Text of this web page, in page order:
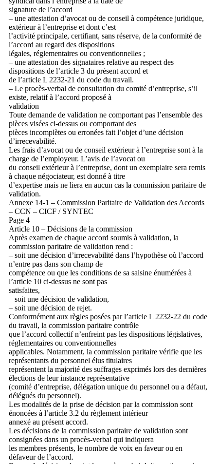
signature de l’accord
– une attestation d’avocat ou de conseil à compétence juridique,
extérieur à l’entreprise et dont c’est
l’activité principale, certifiant, sans réserve, de la conformité de
l’accord au regard des dispositions
légales, réglementaires ou conventionnelles ;
– une attestation des signataires relative au respect des
dispositions de l’article 3 du présent accord et
de l’article L 2232-21 du code du travail.
– Le procès-verbal de consultation du comité d’entreprise, s’il
existe, relatif à l’accord proposé à
validation
Toute demande de validation ne comportant pas l’ensemble des
pièces visées ci-dessus ou comportant des
pièces incomplètes ou erronées fait l’objet d’une décision
d’irrecevabilité.
Les frais d’avocat ou de conseil extérieur à l’entreprise sont à la
charge de l’employeur. L’avis de l’avocat ou
du conseil extérieur à l’entreprise, dont un exemplaire sera remis
à chaque négociateur, est donné à titre
d’expertise mais ne liera en aucun cas la commission paritaire de
validation.
Annexe 14-1 – Commission Paritaire de Validation des Accords
– CCN – CICF / SYNTEC
Page 4
Article 10 – Décisions de la commission
Après examen de chaque accord soumis à validation, la
commission paritaire de validation rend :
– soit une décision d’irrecevabilité dans l’hypothèse où l’accord
n’entre pas dans son champ de
compétence ou que les conditions de sa saisine énumérées à
l’article 10 ci-dessus ne sont pas
satisfaites,
– soit une décision de validation,
– soit une décision de rejet.
Conformément aux règles posées par l’article L 2232-22 du code
du travail, la commission paritaire contrôle
que l’accord collectif n’enfreint pas les dispositions législatives,
réglementaires ou conventionnelles
applicables. Notamment, la commission paritaire vérifie que les
représentants du personnel élus titulaires
représentent la majorité des suffrages exprimés lors des dernières
élections de leur instance représentative
(comité d’entreprise, délégation unique du personnel ou a défaut,
délégués du personnel).
Les modalités de la prise de décision par la commission sont
énoncées à l’article 3.2 du règlement intérieur
annexé au présent accord.
Les décisions de la commission paritaire de validation sont
consignées dans un procès-verbal qui indiquera
les membres présents, le nombre de voix en faveur ou en
défaveur de l’accord.